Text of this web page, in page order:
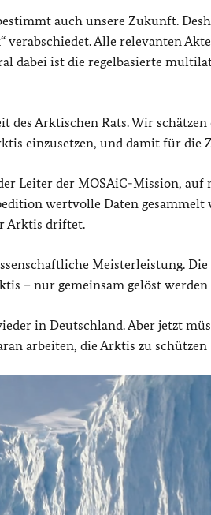
auch unsere Zukunft.
Alle relevanten
dabei ist die regelbasierte
des Arktischen Rats. Wir
einzusetzen, und damit für die
Leiter der MOSAiC-Mission,
wertvolle Daten gesammelt
Arktis driftet.
Meisterleistung. Die
– nur gemeinsam gelöst werden
in Deutschland. Aber jetzt
arbeiten, die Arktis zu